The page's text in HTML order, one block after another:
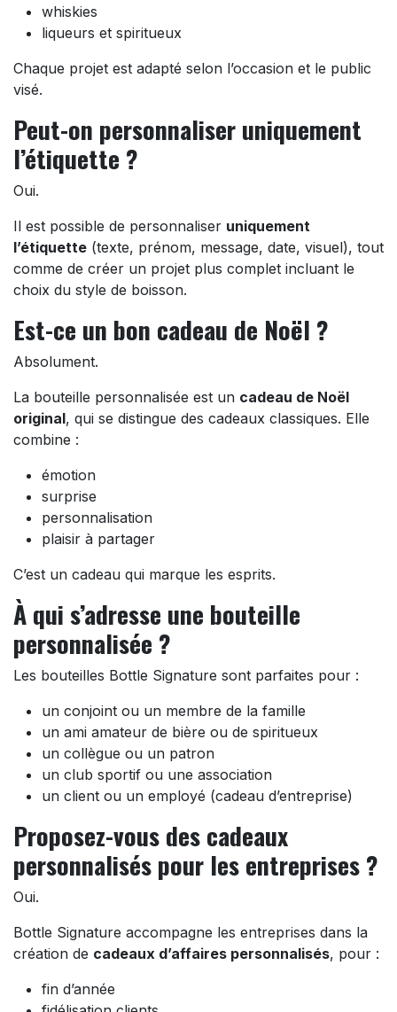
whiskies
liqueurs et spiritueux
Chaque projet est adapté selon l’occasion et le public
visé.
Peut-on personnaliser uniquement
l’étiquette ?
Oui.
Il est possible de personnaliser uniquement
l’étiquette (texte, prénom, message, date, visuel), tout
comme de créer un projet plus complet incluant le
choix du style de boisson.
Est-ce un bon cadeau de Noël ?
Absolument.
La bouteille personnalisée est un cadeau de Noël
original, qui se distingue des cadeaux classiques. Elle
combine :
émotion
surprise
personnalisation
plaisir à partager
C’est un cadeau qui marque les esprits.
À qui s’adresse une bouteille
personnalisée ?
Les bouteilles Bottle Signature sont parfaites pour :
un conjoint ou un membre de la famille
un ami amateur de bière ou de spiritueux
un collègue ou un patron
un club sportif ou une association
un client ou un employé (cadeau d’entreprise)
Proposez-vous des cadeaux
personnalisés pour les entreprises ?
Oui.
Bottle Signature accompagne les entreprises dans la
création de cadeaux d’affaires personnalisés, pour :
fin d’année